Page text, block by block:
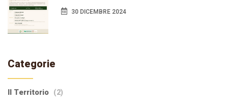
30 DICEMBRE 2024
Categorie
Il Territorio (2)